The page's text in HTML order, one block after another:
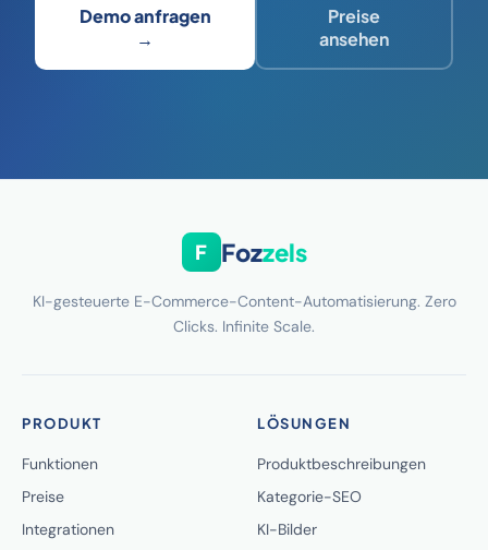
Demo anfragen
→
Preise
ansehen
F Fozzels
KI-gesteuerte E-Commerce-Content-Automatisierung. Zero
Clicks. Infinite Scale.
PRODUKT
Funktionen
Preise
Integrationen
LÖSUNGEN
Produktbeschreibungen
Kategorie-SEO
KI-Bilder